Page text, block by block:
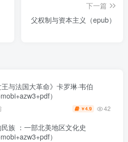
下一篇
父权制与资本主义（epub）
王与法国大革命》卡罗琳·韦伯
）
￥4.9 42
族 ：一部北美地区文化史
）